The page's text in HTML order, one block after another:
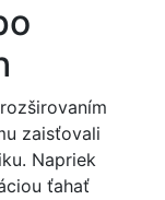
zaisťovali
Napriek
ťahať